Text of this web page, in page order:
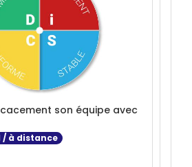
son équipe avec
/ à distance